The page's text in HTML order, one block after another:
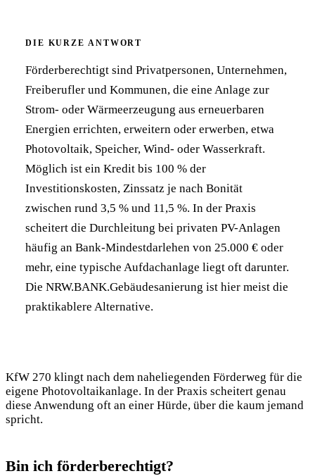
DIE KURZE ANTWORT
Förderberechtigt sind Privatpersonen, Unternehmen,
Freiberufler und Kommunen, die eine Anlage zur
Strom- oder Wärmeerzeugung aus erneuerbaren
Energien errichten, erweitern oder erwerben, etwa
Photovoltaik, Speicher, Wind- oder Wasserkraft.
Möglich ist ein Kredit bis 100 % der
Investitionskosten, Zinssatz je nach Bonität
zwischen rund 3,5 % und 11,5 %. In der Praxis
scheitert die Durchleitung bei privaten PV-Anlagen
häufig an Bank-Mindestdarlehen von 25.000 € oder
mehr, eine typische Aufdachanlage liegt oft darunter.
Die NRW.BANK.Gebäudesanierung ist hier meist die
praktikablere Alternative.
KfW 270 klingt nach dem naheliegenden Förderweg für die
eigene Photovoltaikanlage. In der Praxis scheitert genau
diese Anwendung oft an einer Hürde, über die kaum jemand
spricht.
Bin ich förderberechtigt?